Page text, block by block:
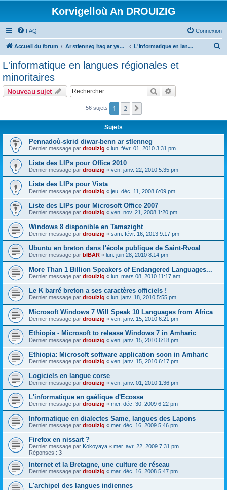
Korvigelloù An DROUIZIG
FAQ Connexion
Accueil du forum Ar stlenneg hag ar yezhoù bihan er bed a-bezh L'informatique en langues régionales et minoritaires
c
r
L'informatique en langues régionales et
minoritaires
Nouveau sujet Rechercher
56 sujets 1 2
Sujets
Pennadoù-skrid diwar-benn ar stlenneg
Dernier message par drouizig « lun. févr. 01, 2010 3:31 pm
Liste des LIPs pour Office 2010
Dernier message par drouizig « ven. janv. 22, 2010 5:35 pm
Liste des LIPs pour Vista
Dernier message par drouizig « jeu. déc. 11, 2008 6:09 pm
Liste des LIPs pour Microsoft Office 2007
Dernier message par drouizig « ven. nov. 21, 2008 1:20 pm
Windows 8 disponible en Tamazight
Dernier message par drouizig « sam. févr. 16, 2013 9:17 pm
Ubuntu en breton dans l'école publique de Saint-Rvoal
Dernier message par bIBAR « lun. juin 28, 2010 8:14 pm
More Than 1 Billion Speakers of Endangered Languages...
Dernier message par drouizig « lun. mars 08, 2010 11:17 am
Le K barré breton a ses caractères officiels !
Dernier message par drouizig « lun. janv. 18, 2010 5:55 pm
Microsoft Windows 7 Will Speak 10 Languages from Africa
Dernier message par drouizig « ven. janv. 15, 2010 6:21 pm
Ethiopia - Microsoft to release Windows 7 in Amharic
Dernier message par drouizig « ven. janv. 15, 2010 6:18 pm
Ethiopia: Microsoft software application soon in Amharic
Dernier message par drouizig « ven. janv. 15, 2010 6:17 pm
Logiciels en langue corse
Dernier message par drouizig « ven. janv. 01, 2010 1:36 pm
L'informatique en gaélique d'Ecosse
Dernier message par drouizig « mer. déc. 30, 2009 6:22 pm
Informatique en dialectes Same, langues des Lapons
Dernier message par drouizig « mer. déc. 16, 2009 5:46 pm
Firefox en nissart ?
Dernier message par Kokoyaya « mer. avr. 22, 2009 7:31 pm
Réponses : 3
Internet et la Bretagne, une culture de réseau
Dernier message par drouizig « mar. déc. 16, 2008 5:47 pm
L'archipel des langues indiennes